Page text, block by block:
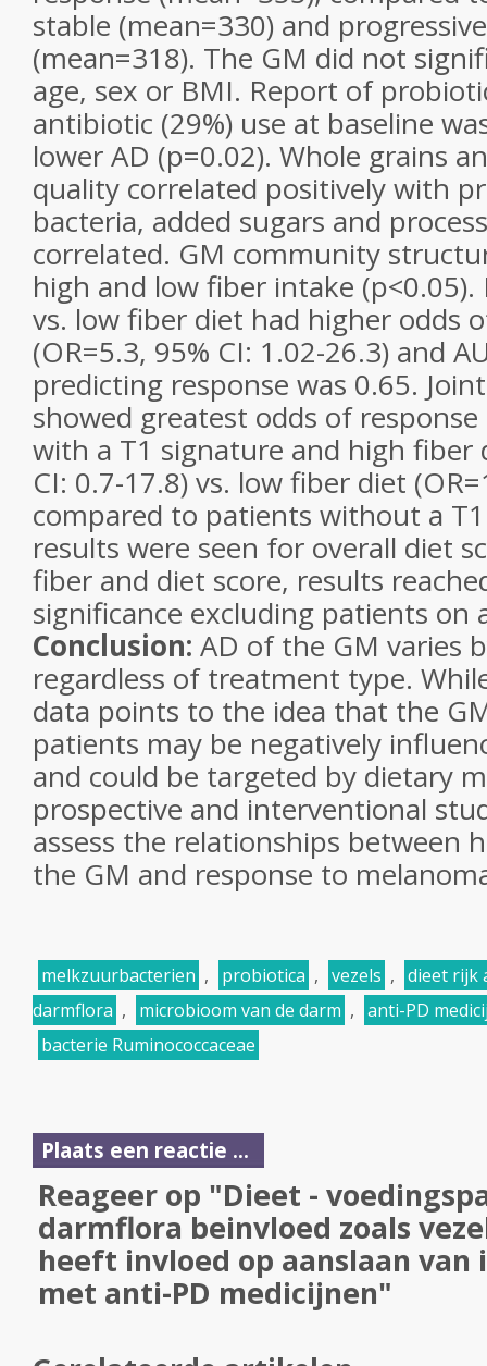
stable (mean=330) and
(mean=318). The GM did not
age, sex or BMI. Report of
antibiotic (29%) use at baseline
lower AD (p=0.02). Whole grains
quality correlated positively with
bacteria, added sugars and
correlated. GM community
high and low fiber intake
vs. low fiber diet had higher odds
(OR=5.3, 95% CI: 1.02-26.3) and
predicting response was 0.65.
showed greatest odds of
with a T1 signature and high fiber
CI: 0.7-17.8) vs. low fiber diet
compared to patients without a
results were seen for overall diet
fiber and diet score, results
significance excluding patients on
Conclusion: AD of the GM varies
regardless of treatment type.
data points to the idea that the
patients may be negatively
and could be targeted by dietary
prospective and interventional
assess the relationships between
the GM and response to
melkzuurbacterien , probiotica , vezels , dieet rijk
darmflora , microbioom van de darm , anti-PD
bacterie Ruminococcaceae
Plaats een reactie ...
Reageer op "Dieet -
darmflora beinvloed zoals
heeft invloed op aanslaan
met anti-PD medicijnen"